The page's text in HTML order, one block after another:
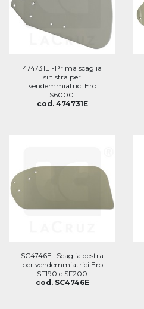
474731E -Prima scaglia
sinistra per
vendemmiatrici Ero
S6000.
cod. 474731E
SC4746E -Scaglia destra
per vendemmiatrici Ero
SF190 e SF200
cod. SC4746E